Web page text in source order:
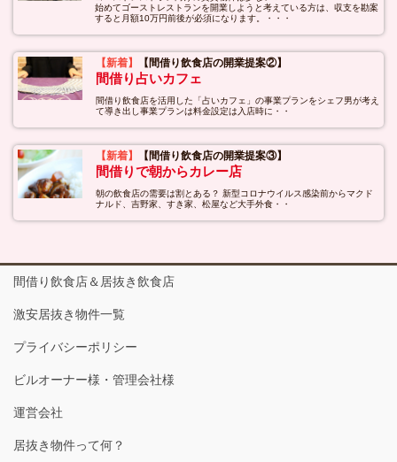
始めてゴーストレストランを開業しようと考えている方は、収支を勘案
すると月額10万円前後が必須になります。・・・
【新着】 【間借り飲食店の開業提案②】
間借り占いカフェ
間借り飲食店を活用した「占いカフェ」の事業プランをシェフ男が考え
て導き出し事業プランは料金設定は入店時に・・
【新着】 【間借り飲食店の開業提案③】
間借りで朝からカレー店
朝の飲食店の需要は割とある？ 新型コロナウイルス感染前からマクド
ナルド、吉野家、すき家、松屋など大手外食・・
間借り飲食店＆居抜き飲食店
激安居抜き物件一覧
プライバシーポリシー
ビルオーナー様・管理会社様
運営会社
居抜き物件って何？